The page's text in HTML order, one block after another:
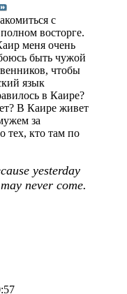
с
восторге.
меня очень
быть чужой
чтобы
язык
в Каире?
В Каире живет
за
тех, кто там по
yesterday
never come.